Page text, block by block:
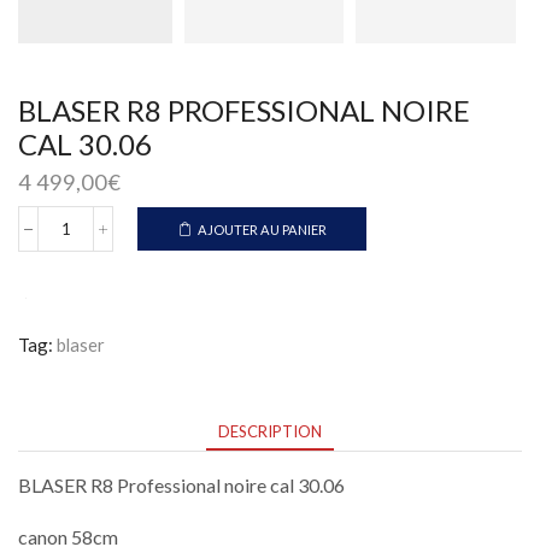
BLASER R8 PROFESSIONAL NOIRE
CAL 30.06
4 499,00€
quantité
NOIRE
AJOUTER AU PANIER
Tag: blaser
DESCRIPTION
BLASER R8 Professional noire cal 30.06
canon 58cm